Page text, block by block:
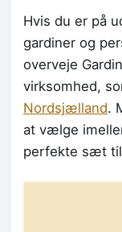
Hvis du er på
gardiner og
overveje
virksomhed,
Nordsjælland.
at vælge
perfekte sæt til